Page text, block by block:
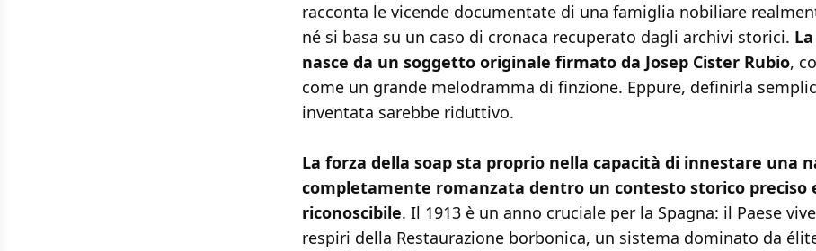
racconta le vicende documentate di una famiglia nobiliare
né si basa su un caso di cronaca recuperato dagli archivi storici.
nasce da un soggetto originale firmato da Josep Cister Rubio,
come un grande melodramma di finzione. Eppure, definirla
inventata sarebbe riduttivo.
La forza della soap sta proprio nella capacità di innestare una
completamente romanzata dentro un contesto storico preciso
riconoscibile. Il 1913 è un anno cruciale per la Spagna: il Paese
respiri della Restaurazione borbonica, un sistema dominato da